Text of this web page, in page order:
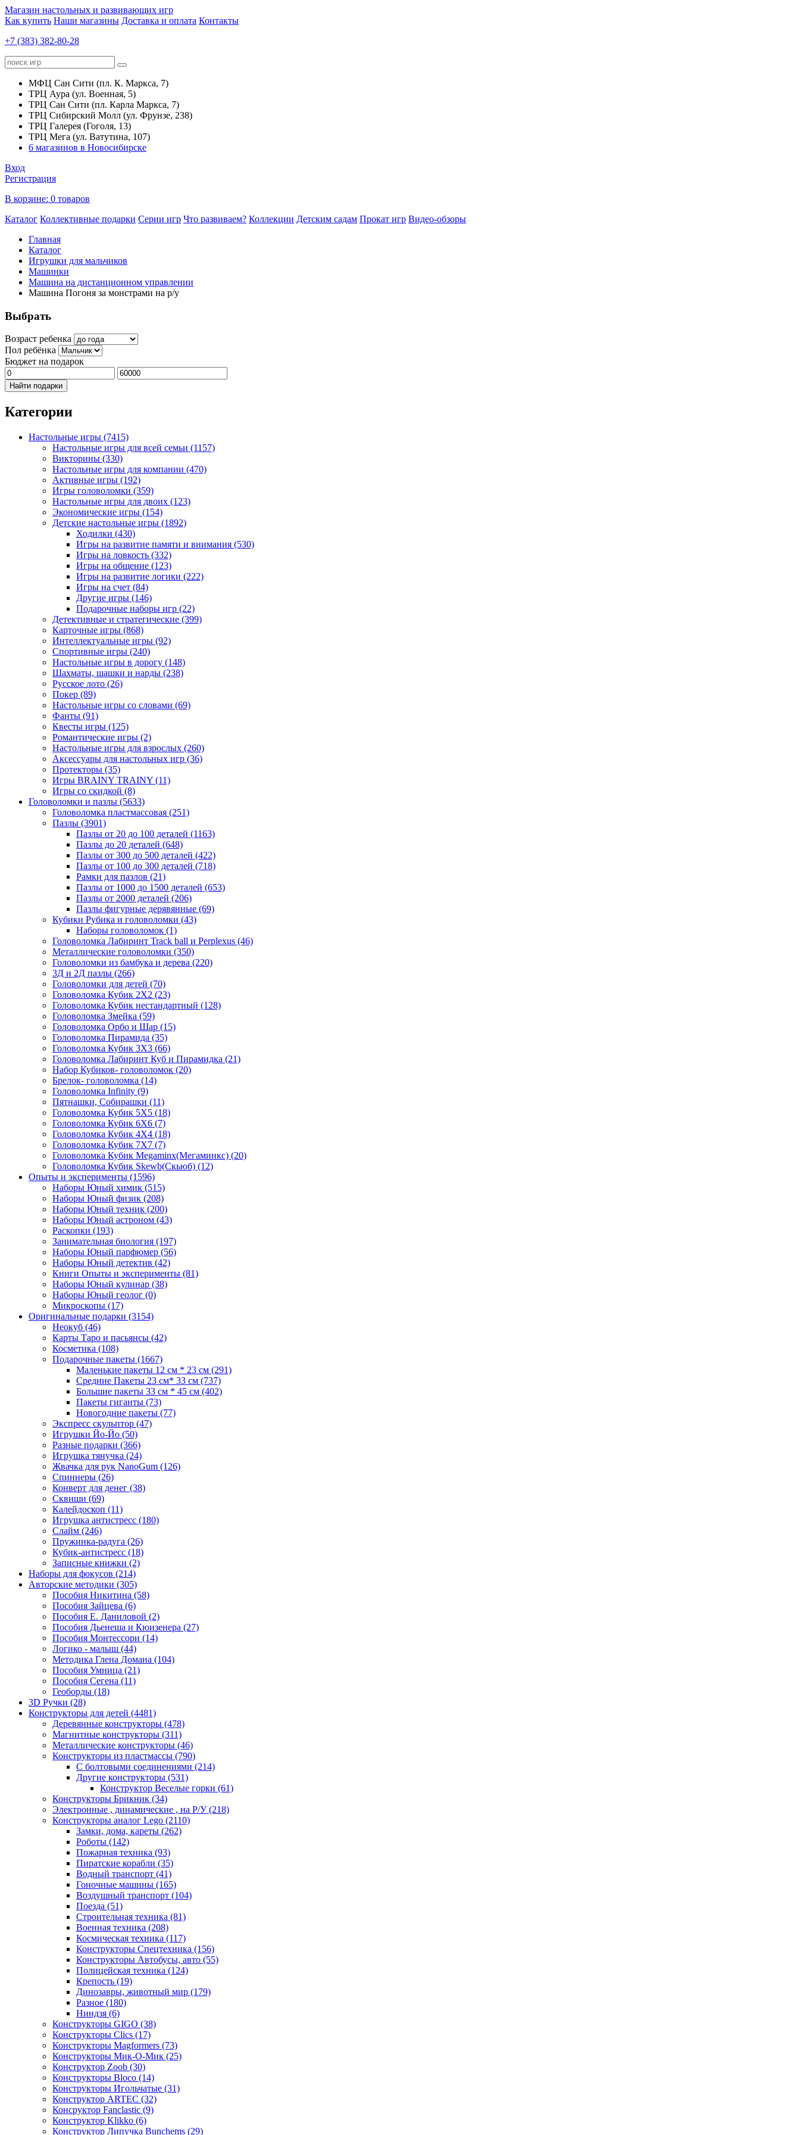
Магазин настольных и развивающих игр
Как купить Наши магазины Доставка и оплата Контакты
+7 (383) 382-80-28
МФЦ Сан Сити (пл. К. Маркса, 7)
ТРЦ Аура (ул. Военная, 5)
ТРЦ Сан Сити (пл. Карла Маркса, 7)
ТРЦ Сибирский Молл (ул. Фрунзе, 238)
ТРЦ Галерея (Гоголя, 13)
ТРЦ Мега (ул. Ватутина, 107)
6 магазинов в Новосибирске
Вход
Регистрация
В корзине: 0 товаров
Каталог Коллективные подарки Серии игр Что развиваем? Коллекции Детским садам Прокат игр Видео-обзоры
Главная
Каталог
Игрушки для мальчиков
Машинки
Машина на дистанционном управлении
Машина Погоня за монстрами на р/у
Выбрать
Возраст ребенка
Пол ребёнка
Бюджет на подарок
Найти подарки
Категории
Настольные игры (7415)
Настольные игры для всей семьи (1157)
Викторины (330)
Настольные игры для компании (470)
Активные игры (192)
Игры головоломки (359)
Настольные игры для двоих (123)
Экономические игры (154)
Детские настольные игры (1892)
Ходилки (430)
Игры на развитие памяти и внимания (530)
Игры на ловкость (332)
Игры на общение (123)
Игры на развитие логики (222)
Игры на счет (84)
Другие игры (146)
Подарочные наборы игр (22)
Детективные и стратегические (399)
Карточные игры (868)
Интеллектуальные игры (92)
Спортивные игры (240)
Настольные игры в дорогу (148)
Шахматы, шашки и нарды (238)
Русское лото (26)
Покер (89)
Настольные игры со словами (69)
Фанты (91)
Квесты игры (125)
Романтические игры (2)
Настольные игры для взрослых (260)
Аксессуары для настольных игр (36)
Протекторы (35)
Игры BRAINY TRAINY (11)
Игры со скидкой (8)
Головоломки и пазлы (5633)
Головоломка пластмассовая (251)
Пазлы (3901)
Пазлы от 20 до 100 деталей (1163)
Пазлы до 20 деталей (648)
Пазлы от 300 до 500 деталей (422)
Пазлы от 100 до 300 деталей (718)
Рамки для пазлов (21)
Пазлы от 1000 до 1500 деталей (653)
Пазлы от 2000 деталей (206)
Пазлы фигурные дерявянные (69)
Кубики Рубика и головоломки (43)
Наборы головоломок (1)
Головоломка Лабиринт Track ball и Perplexus (46)
Металлические головоломки (350)
Головоломки из бамбука и дерева (220)
3Д и 2Д пазлы (266)
Головоломки для детей (70)
Головоломка Кубик 2Х2 (23)
Головоломка Кубик нестандартный (128)
Головоломка Змейка (59)
Головоломка Орбо и Шар (15)
Головоломка Пирамида (35)
Головоломка Кубик 3Х3 (66)
Головоломка Лабиринт Куб и Пирамидка (21)
Набор Кубиков- головоломок (20)
Брелок- головоломка (14)
Головоломка Infinity (9)
Пятнашки, Собирашки (11)
Головоломка Кубик 5Х5 (18)
Головоломка Кубик 6Х6 (7)
Головоломка Кубик 4Х4 (18)
Головоломка Кубик 7Х7 (7)
Головоломка Кубик Megaminx(Мегаминкс) (20)
Головоломка Кубик Skewb(Скьюб) (12)
Опыты и эксперименты (1596)
Наборы Юный химик (515)
Наборы Юный физик (208)
Наборы Юный техник (200)
Наборы Юный астроном (43)
Раскопки (193)
Занимательная биология (197)
Наборы Юный парфюмер (56)
Наборы Юный детектив (42)
Книги Опыты и эксперименты (81)
Наборы Юный кулинар (38)
Наборы Юный геолог (0)
Микроскопы (17)
Оригинальные подарки (3154)
Неокуб (46)
Карты Таро и пасьянсы (42)
Косметика (108)
Подарочные пакеты (1667)
Маленькие пакеты 12 см * 23 см (291)
Средние Пакеты 23 см* 33 см (737)
Большие пакеты 33 см * 45 см (402)
Пакеты гиганты (73)
Новогодние пакеты (77)
Экспресс скульптор (47)
Игрушки Йо-Йо (50)
Разные подарки (366)
Игрушка тянучка (24)
Жвачка для рук NanoGum (126)
Спиннеры (26)
Конверт для денег (38)
Сквиши (69)
Калейдоскоп (11)
Игрушка антистресс (180)
Слайм (246)
Пружинка-радуга (26)
Кубик-антистресс (18)
Записные книжки (2)
Наборы для фокусов (214)
Авторские методики (305)
Пособия Никитина (58)
Пособия Зайцева (6)
Пособия Е. Даниловой (2)
Пособия Дьенеша и Кюизенера (27)
Пособия Монтессори (14)
Логико - малыш (44)
Методика Глена Домана (104)
Пособия Умница (21)
Пособия Сегена (11)
Геоборды (18)
3D Ручки (28)
Конструкторы для детей (4481)
Деревянные конструкторы (478)
Магнитные конструкторы (311)
Металлические конструкторы (46)
Конструкторы из пластмассы (790)
С болтовыми соединениями (214)
Другие конструкторы (531)
Конструктор Веселые горки (61)
Конструкторы Брикник (34)
Электронные , динамические , на Р/У(218)
Конструкторы аналог Lego (2110)
Замки, дома, кареты (262)
Роботы (142)
Пожарная техника (93)
Пиратские корабли (35)
Водный транспорт (41)
Гоночные машины (165)
Воздушный транспорт (104)
Поезда (51)
Строительная техника (81)
Военная техника (208)
Космическая техника (117)
Конструкторы Спецтехника (156)
Конструкторы Автобусы, авто (55)
Полицейская техника (124)
Крепость (19)
Динозавры, животный мир (179)
Разное (180)
Ниндзя (6)
Конструкторы GIGO (38)
Конструкторы Clics (17)
Конструкторы Magformers (73)
Конструкторы Мик-О-Мик (25)
Конструктор Zoob (30)
Конструкторы Bloco (14)
Конструкторы Игольчатые (31)
Конструктор ARTEC (32)
Консруктор Fanclastic (9)
Конструктор Klikko (6)
Конструктор Липучка Bunchems (29)